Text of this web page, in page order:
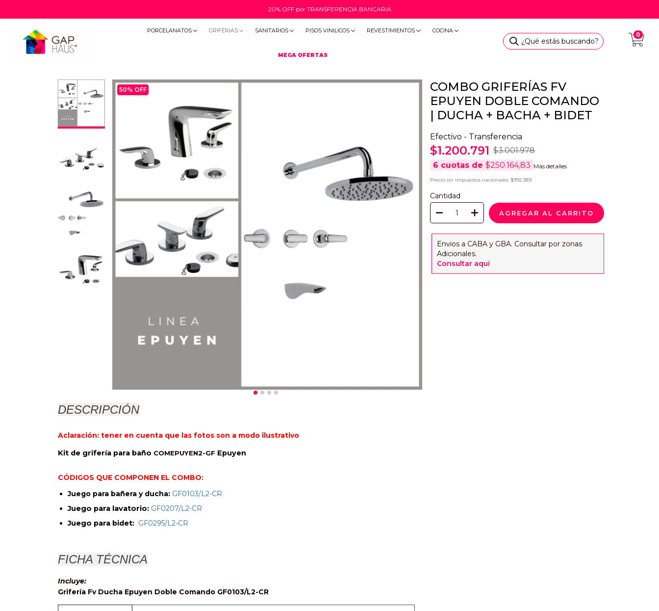
20% OFF por TRANSFERENCIA BANCARIA
PORCELANATOS GRIFERIAS SANITARIOS PISOS VINILICOS REVESTIMIENTOS COCINA
MEGA OFERTAS
¿Qué estás buscando?
0
50% OFF
DESCRIPCIÓN
Aclaración: tener en cuenta que las fotos son a modo ilustrativo
Kit de grifería para baño COMEPUYEN2-GF Epuyen
CÓDIGOS QUE COMPONEN EL COMBO:
Juego para bañera y ducha: GF0103/L2-CR
Juego para lavatorio: GF0207/L2-CR
Juego para bidet: GF0295/L2-CR
FICHA TÉCNICA
Incluye:
Grifería Fv Ducha Epuyen Doble Comando GF0103/L2-CR
COMBO GRIFERÍAS FV
EPUYEN DOBLE COMANDO
| DUCHA + BACHA + BIDET
Efectivo - Transferencia
$1.200.791 $3.001.978
6 cuotas de $250.164,83 Más detalles
Precio sin impuestos nacionales: $992.389
Cantidad
Envios a CABA y GBA. Consultar por zonas
Adicionales.
Consultar aquí